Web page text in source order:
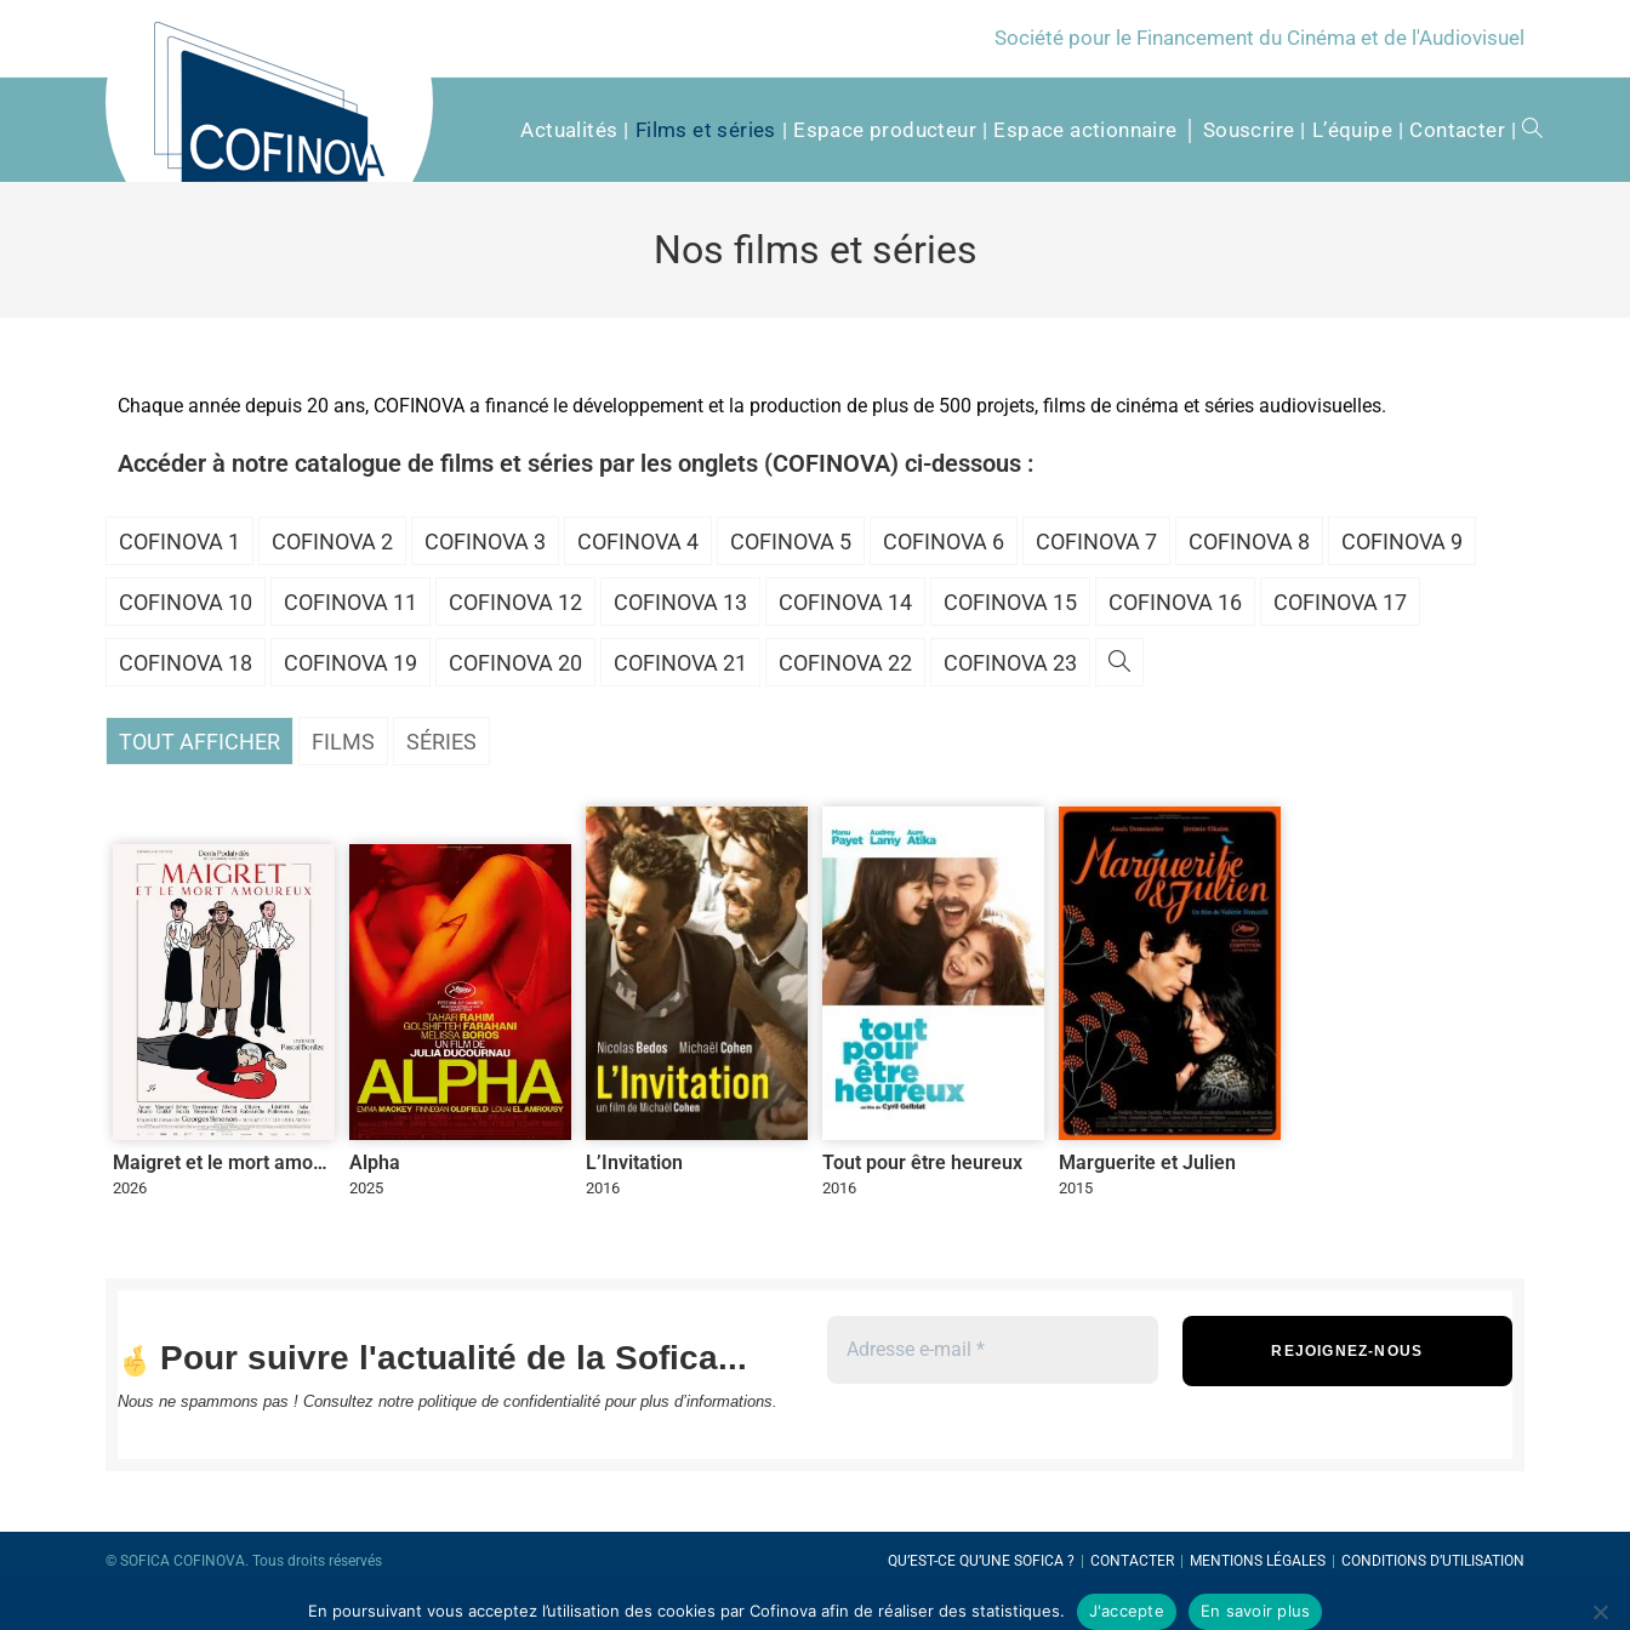
Société pour le Financement du Cinéma et de l'Audiovisuel
Actualités Films et séries Espace producteur Espace actionnaire │ Souscrire L’équipe Contacter
Nos films et séries
Chaque année depuis 20 ans, COFINOVA a financé le développement et la production de plus de 500 projets, films de cinéma et séries audiovisuelles.
Accéder à notre catalogue de films et séries par les onglets (COFINOVA) ci-dessous :
COFINOVA 1 COFINOVA 2 COFINOVA 3 COFINOVA 4 COFINOVA 5 COFINOVA 6 COFINOVA 7 COFINOVA 8 COFINOVA 9
COFINOVA 10 COFINOVA 11 COFINOVA 12 COFINOVA 13 COFINOVA 14 COFINOVA 15 COFINOVA 16 COFINOVA 17
COFINOVA 18 COFINOVA 19 COFINOVA 20 COFINOVA 21 COFINOVA 22 COFINOVA 23
TOUT AFFICHER FILMS SÉRIES
Maigret et le mort amoureux
2026
Alpha
2025
L’Invitation
2016
Tout pour être heureux
2016
Marguerite et Julien
2015
Pour suivre l'actualité de la Sofica...
Nous ne spammons pas ! Consultez notre politique de confidentialité pour plus d’informations.
QU’EST-CE QU’UNE SOFICA ? CONTACTER MENTIONS LÉGALES CONDITIONS D’UTILISATION
© SOFICA COFINOVA. Tous droits réservés
En poursuivant vous acceptez l’utilisation des cookies par Cofinova afin de réaliser des statistiques. J'accepte En savoir plus